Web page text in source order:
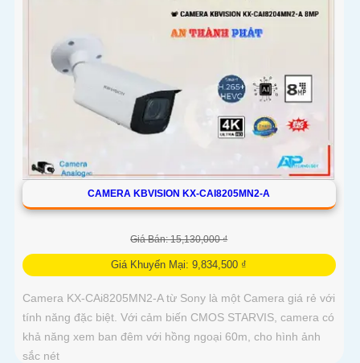
CAMERA KBVISION KX-CAI8205MN2-A
Giá Bán: 15,130,000 ₫
Giá Khuyến Mại: 9,834,500 ₫
Camera KX-CAi8205MN2-A từ Sony là một Camera giá rẻ với
tính năng đặc biệt. Với cảm biến CMOS STARVIS, camera có
khả năng xem ban đêm với hồng ngoại 60m, cho hình ảnh
sắc nét